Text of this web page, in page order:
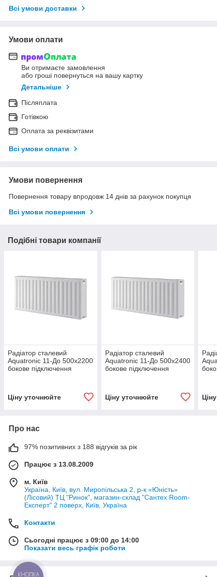
Всі умови доставки
Умови оплати
Ви отримаєте замовлення
або гроші повернуться на вашу картку
Детальніше
Післяплата
Готівкою
Оплата за реквізитами
Всі умови оплати
Умови повернення
Повернення товару впродовж 14 днів за рахунок покупця
Всі умови повернення
Подібні товари компанії
Радіатор сталевий
Aquatronic 11-До 500х2200
бокове підключення
Ціну уточнюйте
Радіатор сталевий
Aquatronic 11-До 500х2400
бокове підключення
Ціну уточнюйте
Про нас
97% позитивних з 188 відгуків за рік
Працює з 13.08.2009
м. Київ
Україна, Київ, вул. Миропільська 2, р-к «Юність»
(Лісовий) ТЦ "Ринок", магазин-склад "Сантех Room-
Експерт" 2 поверх, Київ, Україна
Контакти
Сьогодні працює з 09:00 до 14:00
Показати весь графік роботи
КНОПКА